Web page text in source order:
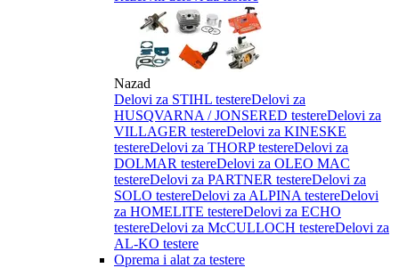
Nazad
Delovi za STIHL testereDelovi za
HUSQVARNA / JONSERED testereDelovi za
VILLAGER testereDelovi za KINESKE
testereDelovi za THORP testereDelovi za
DOLMAR testereDelovi za OLEO MAC
testereDelovi za PARTNER testereDelovi za
SOLO testereDelovi za ALPINA testereDelovi
za HOMELITE testereDelovi za ECHO
testereDelovi za McCULLOCH testereDelovi za
AL-KO testere
Oprema i alat za testere